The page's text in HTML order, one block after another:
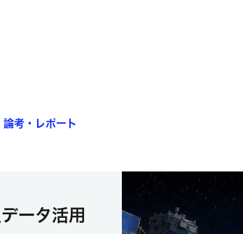
論考・レポート
ータ活用